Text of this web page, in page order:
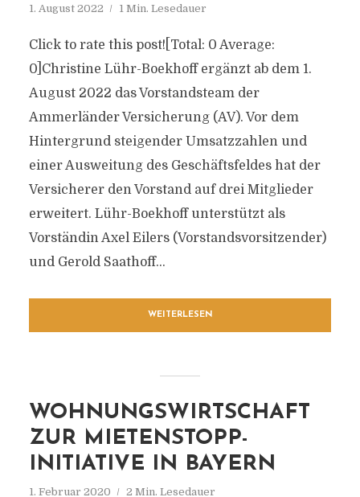
1. August 2022 1 Min. Lesedauer
Click to rate this post![Total: 0 Average:
0]Christine Lühr-Boekhoff ergänzt ab dem 1.
August 2022 das Vorstandsteam der
Ammerländer Versicherung (AV). Vor dem
Hintergrund steigender Umsatzzahlen und
einer Ausweitung des Geschäftsfeldes hat der
Versicherer den Vorstand auf drei Mitglieder
erweitert. Lühr-Boekhoff unterstützt als
Vorständin Axel Eilers (Vorstandsvorsitzender)
und Gerold Saathoff...
WEITERLESEN
WOHNUNGSWIRTSCHAFT
ZUR MIETENSTOPP-
INITIATIVE IN BAYERN
1. Februar 2020 2 Min. Lesedauer